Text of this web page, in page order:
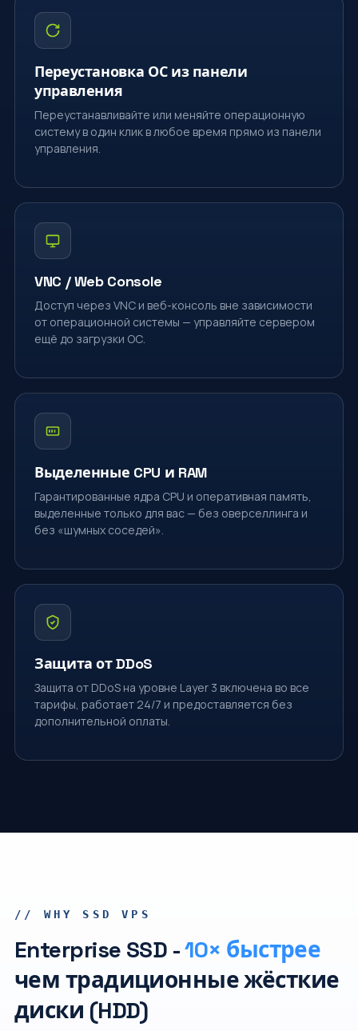
Переустановка ОС из панели
управления
Переустанавливайте или меняйте операционную
систему в один клик в любое время прямо из панели
управления.
VNC / Web Console
Доступ через VNC и веб-консоль вне зависимости
от операционной системы — управляйте сервером
ещё до загрузки ОС.
Выделенные CPU и RAM
Гарантированные ядра CPU и оперативная память,
выделенные только для вас — без оверселлинга и
без «шумных соседей».
Защита от DDoS
Защита от DDoS на уровне Layer 3 включена во все
тарифы, работает 24/7 и предоставляется без
дополнительной оплаты.
// WHY SSD VPS
Enterprise SSD -10× быстрее
чем традиционные жёсткие
диски (HDD)